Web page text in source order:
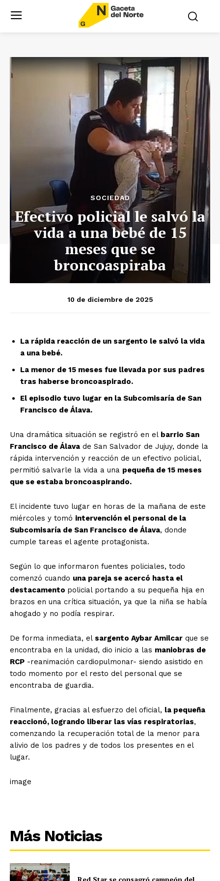
SOCIEDAD
Efectivo policial le salvó la
vida a una bebé de 15
meses que se
broncoaspiraba
10 de diciembre de 2025
La rápida reacción de un sargento le salvó la vida
a una bebé.
La menor de 15 meses fue llevada por sus padres
tras haberse broncoaspirado.
El episodio tuvo lugar en la Subcomisaría de San
Francisco de Álava.
Una dramática situación se registró en el barrio San
Francisco de Álava de San Salvador de Jujuy, donde la
rápida intervención y reacción de un efectivo policial,
permitió salvarle la vida a una pequeña de 15 meses
que se estaba broncoaspirando.
El incidente tuvo lugar en horas de la mañana de este
miércoles y tomó intervención el personal de la
Subcomisaría de San Francisco de Álava, donde
cumple tareas el agente protagonista.
Según lo que informaron fuentes policiales, todo
comenzó cuando una pareja se acercó hasta el
destacamento policial portando a su pequeña hija en
brazos en una crítica situación, ya que la niña se había
ahogado y no podía respirar.
De forma inmediata, el sargento Aybar Amilcar que se
encontraba en la unidad, dio inicio a las maniobras de
RCP -reanimación cardiopulmonar- siendo asistido en
todo momento por el resto del personal que se
encontraba de guardia.
Finalmente, gracias al esfuerzo del oficial, la pequeña
reaccionó, logrando liberar las vías respiratorias,
comenzando la recuperación total de la menor para
alivio de los padres y de todos los presentes en el
lugar.
image
Más Noticias